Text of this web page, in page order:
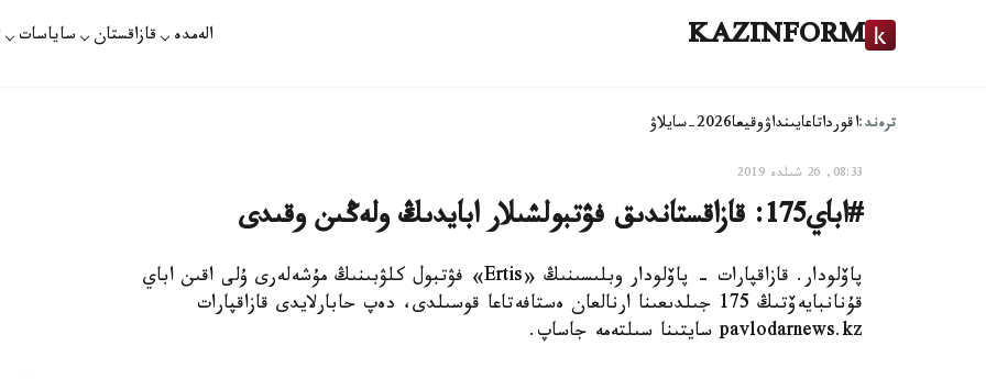
KAZINFORM الەمدە قازاقستان ساياسات
ترەند:اقورداتاعايىنداۋوقيعا2026-سايلاۋ
08:33, 26 شىلدە 2019
#اباي175: قازاقستاندىق فۋتبولشىلار ابايدىڭ ولەڭىن وقىدى
پاۆلودار. قازاقپارات - پاۆلودار وبلىسىنىڭ «Ertis» فۋتبول كلۋبىنىڭ مۇشەلەرى ۇلى اقىن اباي
قۇنانبايەۆتىڭ 175 جىلدىعىنا ارنالعان ەستافەتاعا قوسىلدى، دەپ حابارلايدى قازاقپارات
pavlodarnews.kz سايتىنا سىلتەمە جاساپ.